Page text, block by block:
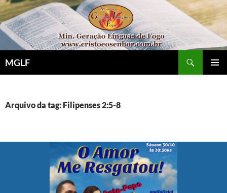
Pular
para
o
conteúdo
MGLF
Arquivo da tag: Filipenses 2:5-8